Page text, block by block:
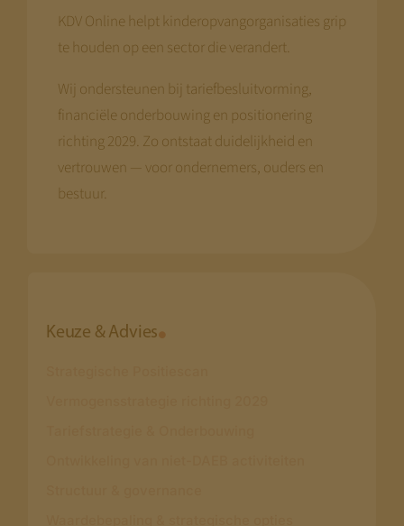
KDV Online helpt kinderopvangorganisaties grip
te houden op een sector die verandert.
Wij ondersteunen bij tariefbesluitvorming,
financiële onderbouwing en positionering
richting 2029. Zo ontstaat duidelijkheid en
vertrouwen — voor ondernemers, ouders en
bestuur.
Keuze & Advies